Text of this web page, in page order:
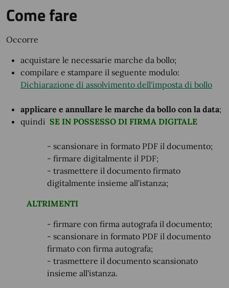
Come fare
Occorre
acquistare le necessarie marche da bollo;
compilare e stampare il seguente modulo:
Dichiarazione di assolvimento dell'imposta di bollo
applicare e annullare le marche da bollo con la data;
quindi SE IN POSSESSO DI FIRMA DIGITALE
- scansionare in formato PDF il documento;
- firmare digitalmente il PDF;
- trasmettere il documento firmato
digitalmente insieme all'istanza;
ALTRIMENTI
- firmare con firma autografa il documento;
- scansionare in formato PDF il documento
firmato con firma autografa;
- trasmettere il documento scansionato
insieme all'istanza.